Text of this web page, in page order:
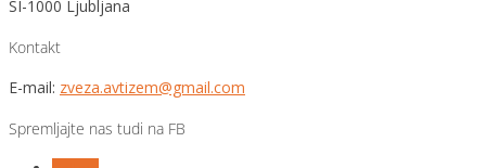
SI-1000 Ljubljana
Kontakt
E-mail: zveza.avtizem@gmail.com
Spremljajte nas tudi na FB